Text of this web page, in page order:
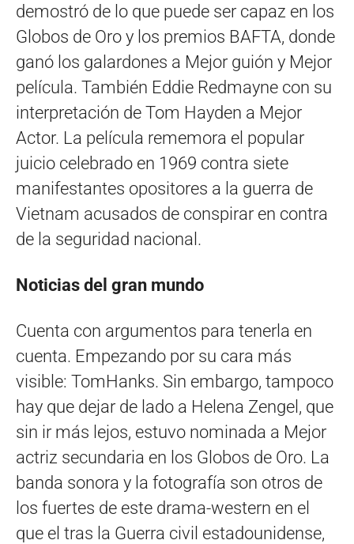
demostró de lo que puede ser capaz en los
Globos de Oro y los premios BAFTA, donde
ganó los galardones a Mejor guión y Mejor
película. También Eddie Redmayne con su
interpretación de Tom Hayden a Mejor
Actor. La película rememora el popular
juicio celebrado en 1969 contra siete
manifestantes opositores a la guerra de
Vietnam acusados de conspirar en contra
de la seguridad nacional.
Noticias del gran mundo
Cuenta con argumentos para tenerla en
cuenta. Empezando por su cara más
visible: TomHanks. Sin embargo, tampoco
hay que dejar de lado a Helena Zengel, que
sin ir más lejos, estuvo nominada a Mejor
actriz secundaria en los Globos de Oro. La
banda sonora y la fotografía son otros de
los fuertes de este drama-western en el
que el tras la Guerra civil estadounidense,